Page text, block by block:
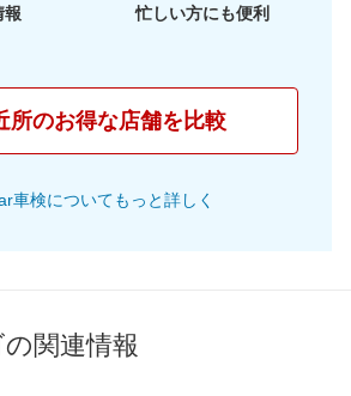
61,070
66,610
報 忙しい方にも便利
所のお得な店舗を比較
車検についてもっと詳しく
関連情報